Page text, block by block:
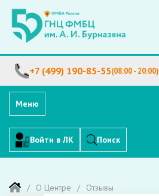
+7 (499) 190-85-55(08:00 - 20:00)
Меню
Войти в ЛК Поиск
О Центре Отзывы